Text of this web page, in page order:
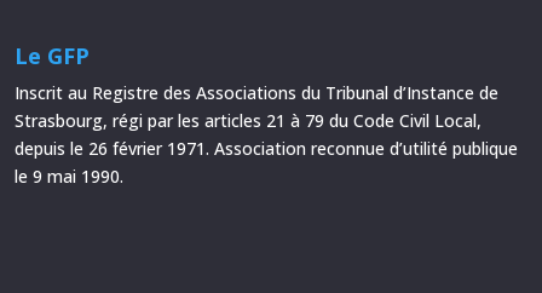
Le GFP
Inscrit au Registre des Associations du Tribunal d’Instance de
Strasbourg, régi par les articles 21 à 79 du Code Civil Local,
depuis le 26 février 1971. Association reconnue d’utilité publique
le 9 mai 1990.